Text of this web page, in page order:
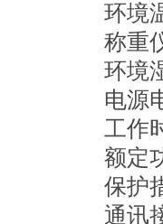
环境
称重
环境
电源
工作
额定
保护
通讯